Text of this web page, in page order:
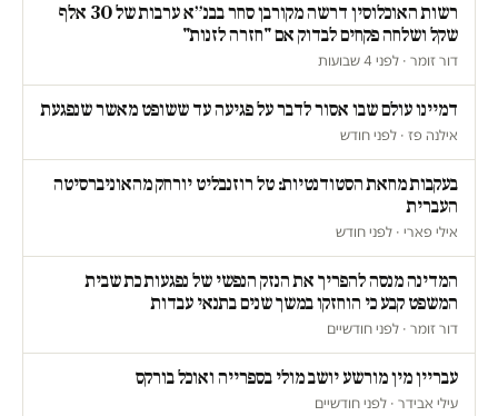
רשות האוכלוסין דרשה מקורבן סחר בבנ״א ערבות של 30 אלף
שקל ושלחה פקחים לבדוק אם "חזרה לזנות"
דור זומר · לפני 4 שבועות
דמיינו עולם שבו אסור לדבר על פגיעה עד ששופט מאשר שנפגעת
אילנה פז · לפני חודש
בעקבות מחאת הסטודנטיות: טל רוזנבליט יורחק מהאוניברסיטה
העברית
אילי פארי · לפני חודש
המדינה מנסה להפריך את הנזק הנפשי של נפגעות כת שבית
המשפט קבע כי הוחזקו במשך שנים בתנאי עבדות
דור זומר · לפני חודשיים
עבריין מין מורשע יושב מולי בספרייה ואוכל בורקס
עילי אבידר · לפני חודשיים